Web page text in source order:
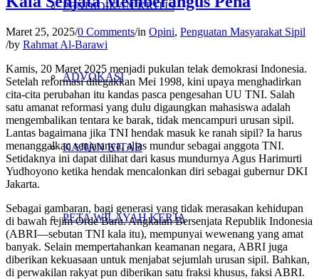
PENDIDIKAN KRITIS
ADVOKASI
KAJIAN KITAB
PETA WILAYAH KERJA
Maret 25, 2025/0 Comments/in Opini, Penguatan Masyarakat Sipil
/by Rahmat Al-Barawi
Kamis, 20 Maret 2025 menjadi pukulan telak demokrasi Indonesia.
Setelah reformasi ditegakkan Mei 1998, kini upaya menghadirkan
cita-cita perubahan itu kandas pasca pengesahan UU TNI. Salah
satu amanat reformasi yang dulu digaungkan mahasiswa adalah
mengembalikan tentara ke barak, tidak mencampuri urusan sipil.
Lantas bagaimana jika TNI hendak masuk ke ranah sipil? Ia harus
menanggalkan senjatanya, alias mundur sebagai anggota TNI.
Setidaknya ini dapat dilihat dari kasus mundurnya Agus Harimurti
Yudhoyono ketika hendak mencalonkan diri sebagai gubernur DKI
Jakarta.
Sebagai gambaran, bagi generasi yang tidak merasakan kehidupan
di bawah rejim Orde Baru. Angkatan Bersenjata Republik Indonesia
(ABRI—sebutan TNI kala itu), mempunyai wewenang yang amat
banyak. Selain mempertahankan keamanan negara, ABRI juga
diberikan kekuasaan untuk menjabat sejumlah urusan sipil. Bahkan,
di perwakilan rakyat pun diberikan satu fraksi khusus, faksi ABRI.